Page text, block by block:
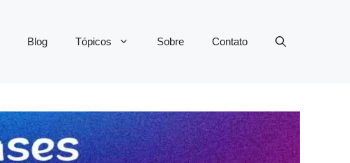
Blog Tópicos Sobre Contato